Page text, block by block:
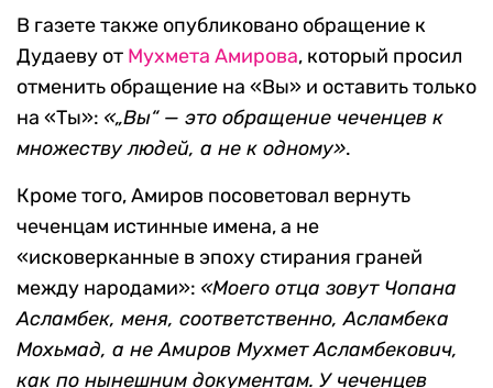
стабилизации обстановки в Грузии».
Больше половины номера заняла реклама
биржи «Амина» предпринимателя Малика
Сайдуллаева — дочернего предприятия биржи
«Алиса» Германа Стерлигова.
В газете также опубликовано обращение к
Дудаеву отМухмета Амирова, который просил
отменить обращение на «Вы» и оставить только
на «Ты»:«„Вы“— это обращение чеченцев к
множеству людей, а не к одному».
Кроме того, Амиров посоветовал вернуть